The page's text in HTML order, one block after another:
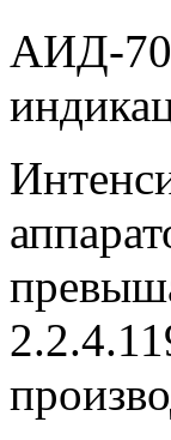
АИД-